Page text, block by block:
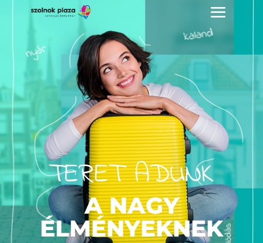
TERET ADUNK
A NAGY
ÉLMÉNYEKNEK